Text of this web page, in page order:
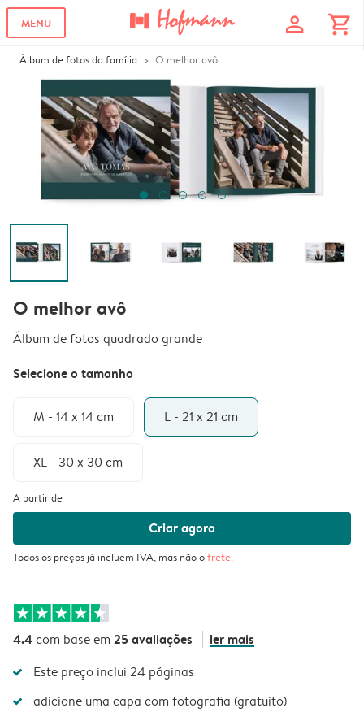
MENU profile shopping_cart
Álbum de fotos da família O melhor avô
O melhor avô
Álbum de fotos quadrado grande
Selecione o tamanho
M - 14 x 14 cm L - 21 x 21 cm
XL - 30 x 30 cm
A partir de
Criar agora
Todos os preços já incluem IVA, mas não ofrete.
4.4com base em 25 avaliações ler mais
Este preço inclui 24 páginas
adicione uma capa com fotografia (gratuito)